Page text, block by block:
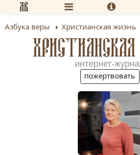
Азбука веры Христианская жизнь
интернет-
пожертвовать